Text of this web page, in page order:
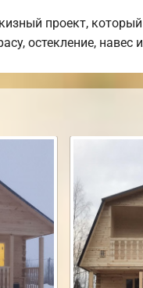
проект,
остекление, навес